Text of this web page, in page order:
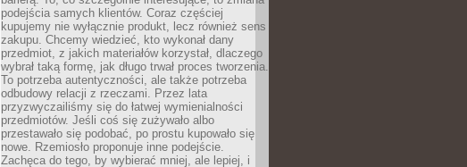
podejścia samych klientów. Coraz częściej
kupujemy nie wyłącznie produkt, lecz również sens
zakupu. Chcemy wiedzieć, kto wykonał dany
przedmiot, z jakich materiałów korzystał, dlaczego
wybrał taką formę, jak długo trwał proces tworzenia.
To potrzeba autentyczności, ale także potrzeba
odbudowy relacji z rzeczami. Przez lata
przyzwyczailiśmy się do łatwej wymienialności
przedmiotów. Jeśli coś się zużywało albo
przestawało się podobać, po prostu kupowało się
nowe. Rzemiosło proponuje inne podejście.
Zachęca do tego, by wybierać mniej, ale lepiej, i